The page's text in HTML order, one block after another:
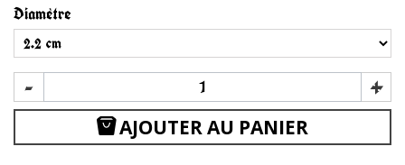
Diamètre
- +
AJOUTER AU PANIER